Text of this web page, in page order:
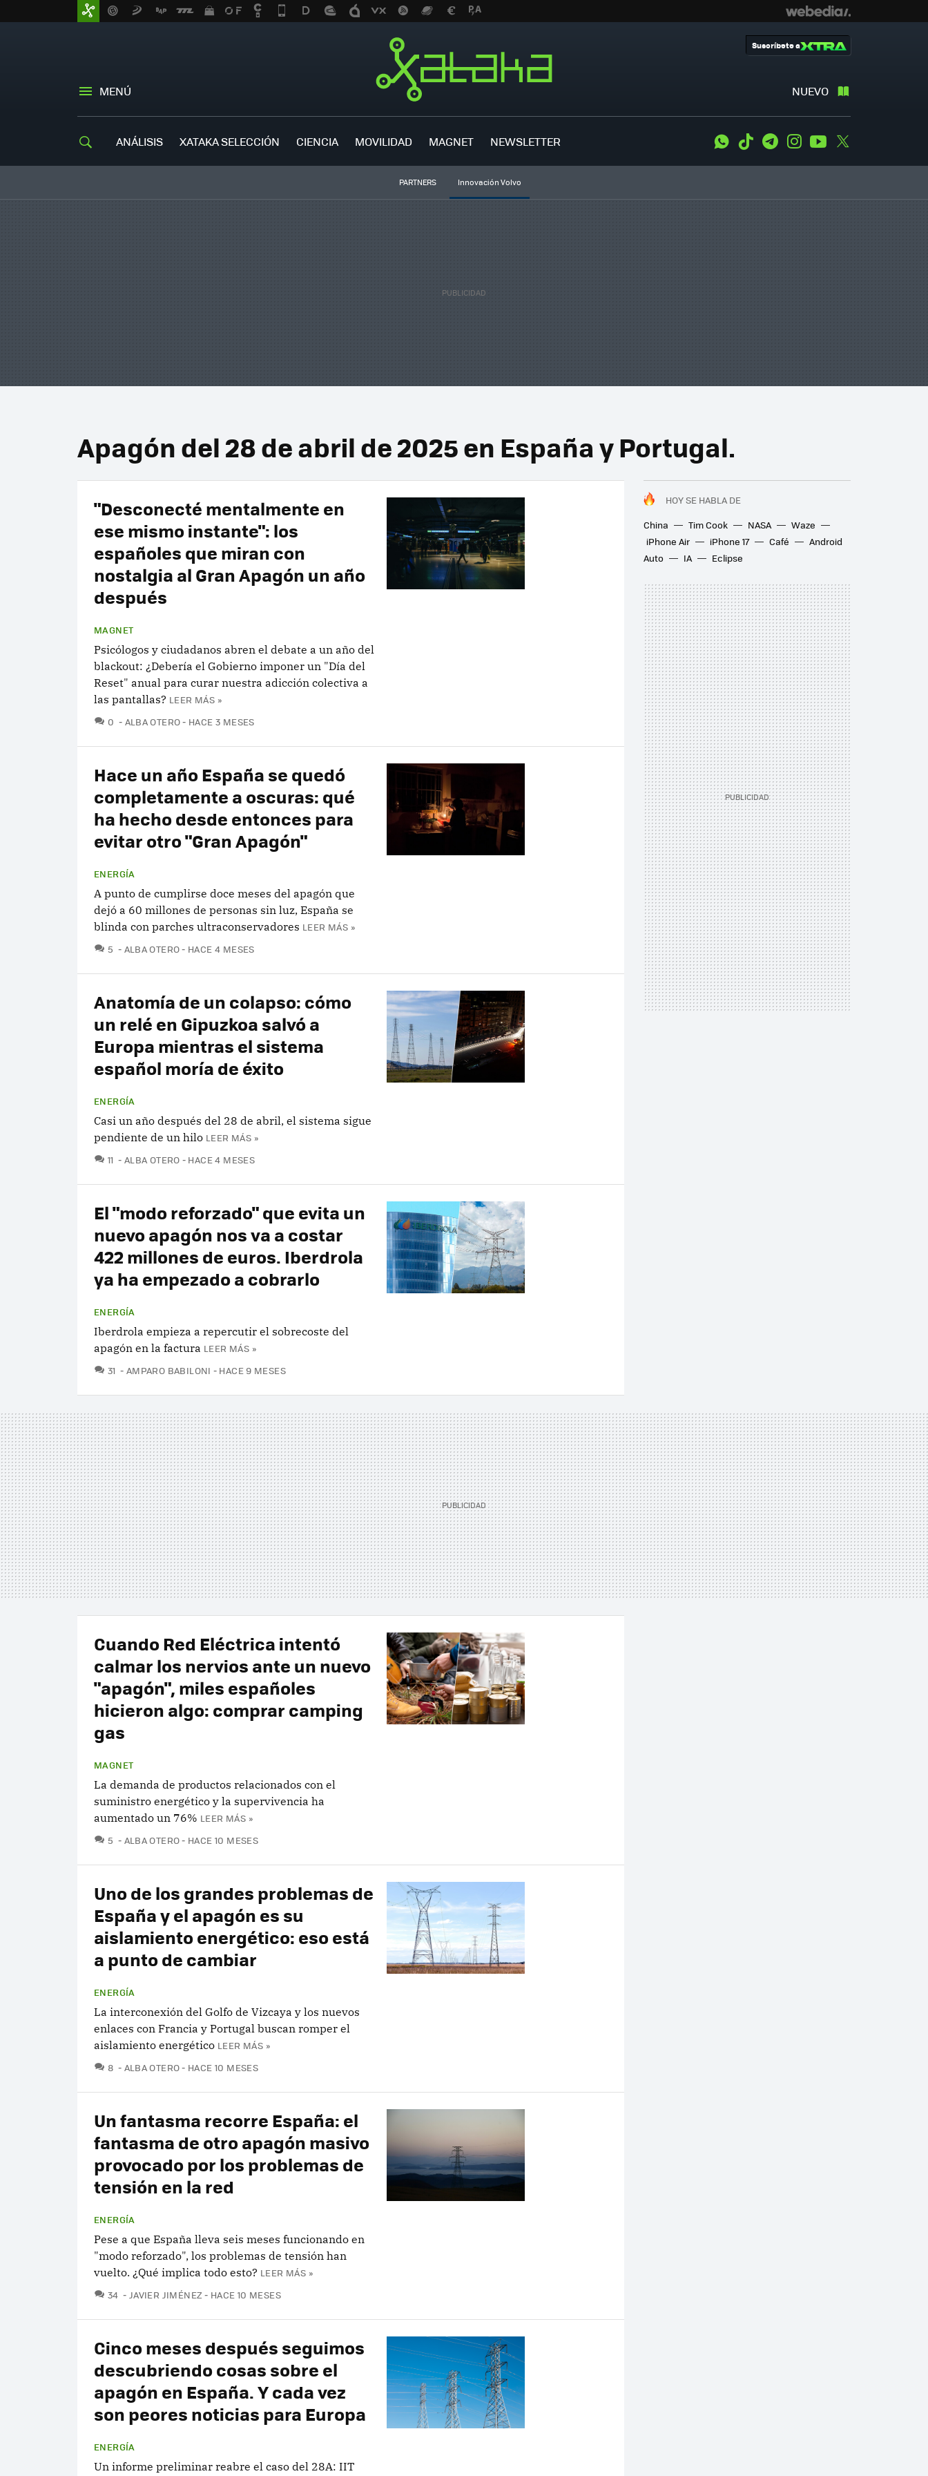
MENÚ NUEVO
Suscríbete a
ANÁLISIS XATAKA SELECCIÓN CIENCIA MOVILIDAD MAGNET NEWSLETTER WhatsApp
Tiktok TelegramInstagramYoutube
PARTNERS Innovación Volvo
Apagón del 28 de abril de 2025 en España y Portugal.
HOY SE HABLA DE
China
Tim Cook NASA
Waze
iPhone Air
iPhone 17 Café
Android
Auto
IA Eclipse
"Desconecté mentalmente en
ese mismo instante": los
españoles que miran con
nostalgia al Gran Apagón un año
después
MAGNET
Psicólogos y ciudadanos abren el debate a un año del
blackout: ¿Debería el Gobierno imponer un "Día del
Reset" anual para curar nuestra adicción colectiva a
las pantallas? LEER MÁS »
0 COMENTARIOS
ALBA OTERO HACE 3 MESES
Hace un año España se quedó
completamente a oscuras: qué
ha hecho desde entonces para
evitar otro "Gran Apagón"
ENERGÍA
A punto de cumplirse doce meses del apagón que
dejó a 60 millones de personas sin luz, España se
blinda con parches ultraconservadores LEER MÁS »
5 COMENTARIOS
ALBA OTERO HACE 4 MESES
Anatomía de un colapso: cómo
un relé en Gipuzkoa salvó a
Europa mientras el sistema
español moría de éxito
ENERGÍA
Casi un año después del 28 de abril, el sistema sigue
pendiente de un hilo LEER MÁS »
11 COMENTARIOS
ALBA OTERO HACE 4 MESES
El "modo reforzado" que evita un
nuevo apagón nos va a costar
422 millones de euros. Iberdrola
ya ha empezado a cobrarlo
ENERGÍA
Iberdrola empieza a repercutir el sobrecoste del
apagón en la factura LEER MÁS »
31 COMENTARIOS
AMPARO BABILONI HACE 9 MESES
Cuando Red Eléctrica intentó
calmar los nervios ante un nuevo
"apagón", miles españoles
hicieron algo: comprar camping
gas
MAGNET
La demanda de productos relacionados con el
suministro energético y la supervivencia ha
aumentado un 76% LEER MÁS »
5 COMENTARIOS
ALBA OTERO HACE 10 MESES
Uno de los grandes problemas de
España y el apagón es su
aislamiento energético: eso está
a punto de cambiar
ENERGÍA
La interconexión del Golfo de Vizcaya y los nuevos
enlaces con Francia y Portugal buscan romper el
aislamiento energético LEER MÁS »
8 COMENTARIOS
ALBA OTERO HACE 10 MESES
Un fantasma recorre España: el
fantasma de otro apagón masivo
provocado por los problemas de
tensión en la red
ENERGÍA
Pese a que España lleva seis meses funcionando en
"modo reforzado", los problemas de tensión han
vuelto. ¿Qué implica todo esto? LEER MÁS »
34 COMENTARIOS
JAVIER JIMÉNEZ HACE 10 MESES
Cinco meses después seguimos
descubriendo cosas sobre el
apagón en España. Y cada vez
son peores noticias para Europa
ENERGÍA
Un informe preliminar reabre el caso del 28A: IIT